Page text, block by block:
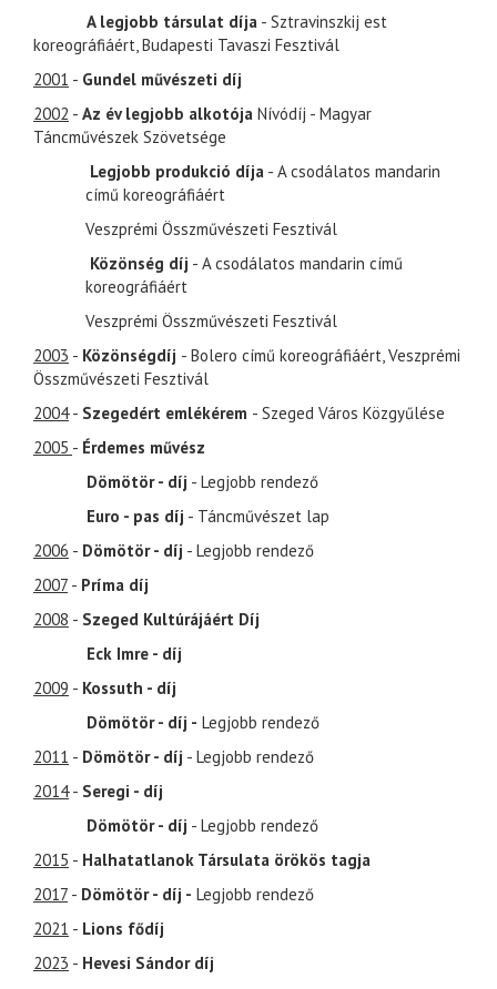
A legjobb társulat díja - Sztravinszkij est
koreográfiáért, Budapesti Tavaszi Fesztivál
2001 - Gundel művészeti díj
2002 - Az év legjobb alkotója Nívódíj - Magyar
Táncművészek Szövetsége
Legjobb produkció díja - A csodálatos mandarin
című koreográfiáért
Veszprémi Összművészeti Fesztivál
Közönség díj - A csodálatos mandarin című
koreográfiáért
Veszprémi Összművészeti Fesztivál
2003 - Közönségdíj - Bolero című koreográfiáért, Veszprémi
Összművészeti Fesztivál
2004- Szegedért emlékérem - Szeged Város Közgyűlése
2005 - Érdemes művész
Dömötör - díj - Legjobb rendező
Euro - pas díj - Táncművészet lap
2006 - Dömötör - díj - Legjobb rendező
2007 - Príma díj
2008 - Szeged Kultúrájáért Díj
Eck Imre - díj
2009 - Kossuth - díj
Dömötör - díj - Legjobb rendező
2011 - Dömötör - díj - Legjobb rendező
2014- Seregi - díj
Dömötör - díj - Legjobb rendező
2015 - Halhatatlanok Társulata örökös tagja
2017 - Dömötör - díj - Legjobb rendező
2021 - Lions fődíj
2023 - Hevesi Sándor díj